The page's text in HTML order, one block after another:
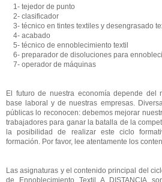
1- tejedor de punto
2- clasificador
3- técnico en tintes textiles y desengrasado
4- acabado
5- técnico de ennoblecimiento textil
6- preparador de disoluciones para
7- operador de máquinas
El futuro de nuestra economía depende del
base laboral y de nuestras empresas.
públicas lo reconocen: debemos mejorar
trabajadores para ganar la batalla de la
la posibilidad de realizar este ciclo
formación. Por favor, lee atentamente los
Las asignaturas y el contenido principal del
de Ennoblecimiento Textil A DISTANCIA